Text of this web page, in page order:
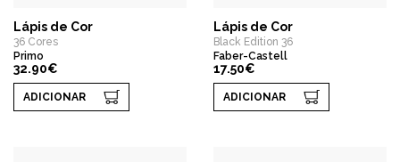
Lápis de Cor
36 Cores
Primo
32.90€
ADICIONAR
Lápis de Cor
Black Edition 36
Faber-Castell
17.50€
ADICIONAR